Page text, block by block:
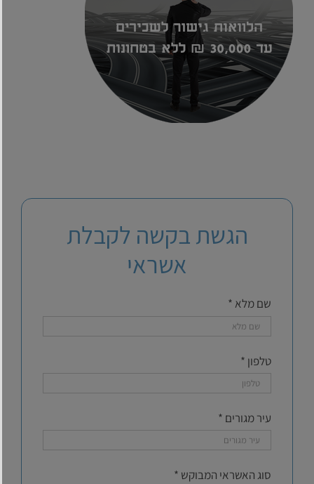
הגשת בקשה לקבלת
אשראי
שם מלא *
טלפון *
עיר מגורים *
סוג האשראי המבוקש *